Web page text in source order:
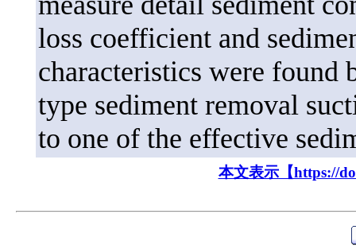
loss coefficient and
characteristics were found
type sediment removal
to one of the effective
本文表示【https://